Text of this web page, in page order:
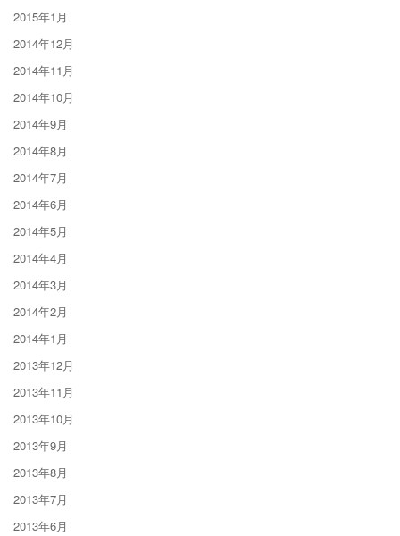
2015年1月
2014年12月
2014年11月
2014年10月
2014年9月
2014年8月
2014年7月
2014年6月
2014年5月
2014年4月
2014年3月
2014年2月
2014年1月
2013年12月
2013年11月
2013年10月
2013年9月
2013年8月
2013年7月
2013年6月